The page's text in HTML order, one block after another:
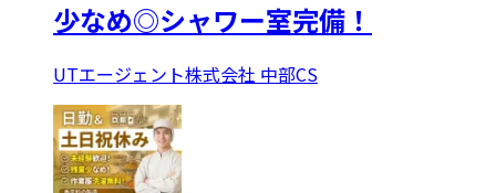
少なめ◎シャワー室完備！
UTエージェント株式会社 中部CS